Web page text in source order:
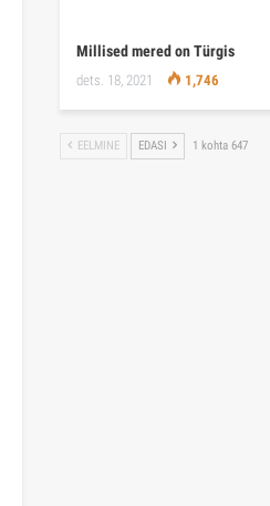
Millised mered on Türgis
dets. 18, 2021 1,746
EELMINE EDASI 1 kohta 647